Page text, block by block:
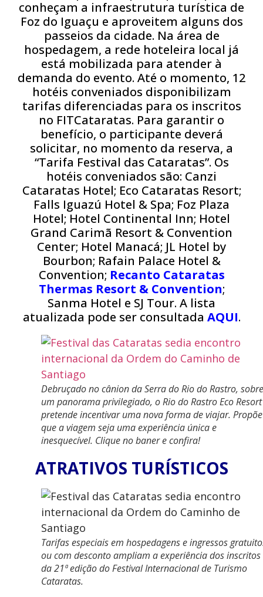
conheçam a infraestrutura turística de
Foz do Iguaçu e aproveitem alguns dos
passeios da cidade. Na área de
hospedagem, a rede hoteleira local já
está mobilizada para atender à
demanda do evento. Até o momento, 12
hotéis conveniados disponibilizam
tarifas diferenciadas para os inscritos
no FITCataratas. Para garantir o
benefício, o participante deverá
solicitar, no momento da reserva, a
“Tarifa Festival das Cataratas”. Os
hotéis conveniados são: Canzi
Cataratas Hotel; Eco Cataratas Resort;
Falls Iguazú Hotel & Spa; Foz Plaza
Hotel; Hotel Continental Inn; Hotel
Grand Carimã Resort & Convention
Center; Hotel Manacá; JL Hotel by
Bourbon; Rafain Palace Hotel &
Convention; Recanto Cataratas
Thermas Resort & Convention;
Sanma Hotel e SJ Tour. A lista
atualizada pode ser consultada AQUI.
Debruçado no cânion da Serra do Rio do Rastro, sobre
um panorama privilegiado, o Rio do Rastro Eco Resort
pretende incentivar uma nova forma de viajar. Propõe
que a viagem seja uma experiência única e
inesquecível. Clique no baner e confira!
ATRATIVOS TURÍSTICOS
Tarifas especiais em hospedagens e ingressos
ou com desconto ampliam a experiência dos inscritos
da 21ª edição do Festival Internacional de Turismo
Cataratas.